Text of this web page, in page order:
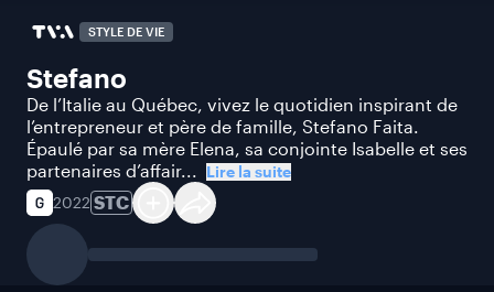
STYLE DE VIE
Stefano
De l’Italie au Québec, vivez le quotidien inspirant de
l’entrepreneur et père de famille, Stefano Faita.
Épaulé par sa mère Elena, sa conjointe Isabelle et ses
partenaires d’affair... Lire la suite
2022 STC